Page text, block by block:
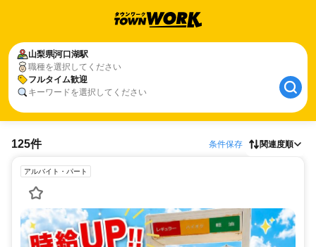
山梨県河口湖駅
職種を選択してください
フルタイム歓迎
キーワードを選択してください
125件 条件保存 関連度順
アルバイト・パート